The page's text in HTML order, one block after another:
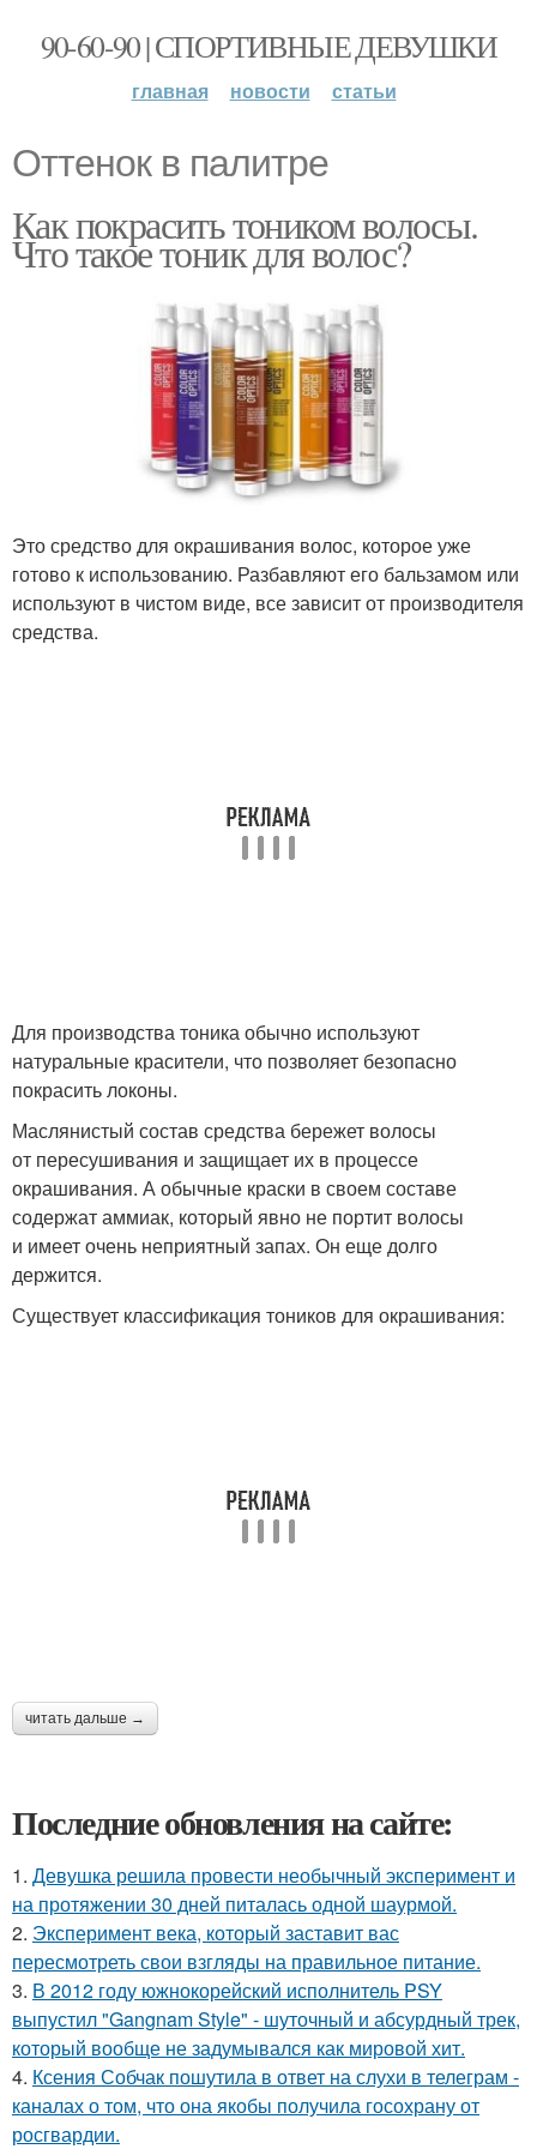
90-60-90 | СПОРТИВНЫЕ ДЕВУШКИ
главная новости статьи
Оттенок в палитре
Как покрасить тоником волосы.
Что такое тоник для волос?
Это средство для окрашивания волос, которое уже
готово к использованию. Разбавляют его бальзамом или
используют в чистом виде, все зависит от производителя
средства.
Для производства тоника обычно используют
натуральные красители, что позволяет безопасно
покрасить локоны.
Маслянистый состав средства бережет волосы
от пересушивания и защищает их в процессе
окрашивания. А обычные краски в своем составе
содержат аммиак, который явно не портит волосы
и имеет очень неприятный запах. Он еще долго
держится.
Существует классификация тоников для окрашивания:
читать дальше →
Последние обновления на сайте:
1. Девушка решила провести необычный эксперимент и
на протяжении 30 дней питалась одной шаурмой.
2. Эксперимент века, который заставит вас
пересмотреть свои взгляды на правильное питание.
3. В 2012 году южнокорейский исполнитель PSY
выпустил "Gangnam Style" - шуточный и абсурдный трек,
который вообще не задумывался как мировой хит.
4. Ксения Собчак пошутила в ответ на слухи в телеграм -
каналах о том, что она якобы получила госохрану от
росгвардии.